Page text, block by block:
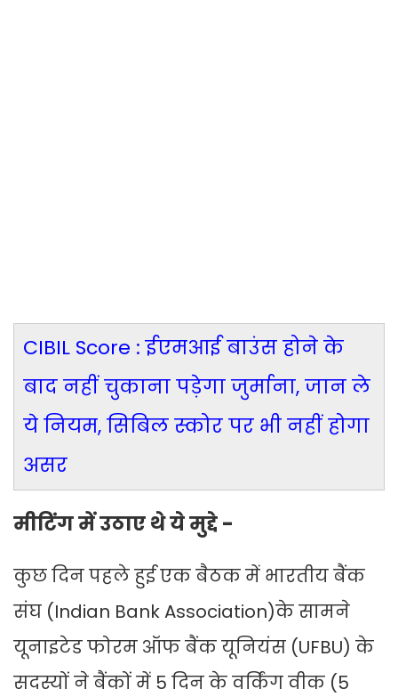
CIBIL Score : ईएमआई बाउंस होने के
बाद नहीं चुकाना पड़ेगा जुर्माना, जान ले
ये नियम, सिबिल स्कोर पर भी नहीं होगा
असर
मीटिंग में उठाए थे ये मुद्दे -
कुछ दिन पहले हुई एक बैठक में भारतीय बैंक
संघ (Indian Bank Association)के सामने
यूनाइटेड फोरम ऑफ बैंक यूनियंस (UFBU) के
सदस्यों ने बैंकों में 5 द‍िन के वर्क‍िंग वीक (5